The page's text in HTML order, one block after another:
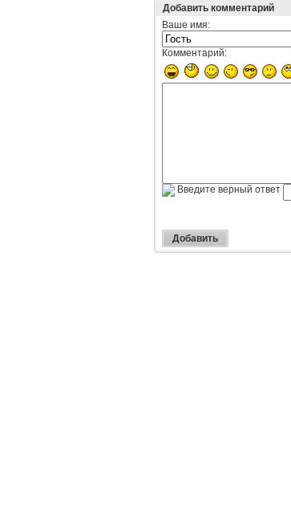
Добавить комментарий
Ваше имя:
Комментарий:
Введите верный ответ